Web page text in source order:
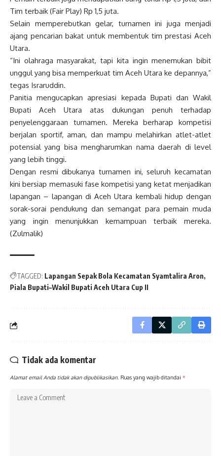
Tim terbaik (Fair Play) Rp 1,5 juta.
Selain memperebutkan gelar, turnamen ini juga menjadi
ajang pencarian bakat untuk membentuk tim prestasi Aceh
Utara.
“Ini olahraga masyarakat, tapi kita ingin menemukan bibit
unggul yang bisa memperkuat tim Aceh Utara ke depannya,”
tegas Israruddin.
Panitia mengucapkan apresiasi kepada Bupati dan Wakil
Bupati Aceh Utara atas dukungan penuh terhadap
penyelenggaraan turnamen. Mereka berharap kompetisi
berjalan sportif, aman, dan mampu melahirkan atlet-atlet
potensial yang bisa mengharumkan nama daerah di level
yang lebih tinggi.
Dengan resmi dibukanya turnamen ini, seluruh kecamatan
kini bersiap memasuki fase kompetisi yang ketat menjadikan
lapangan – lapangan di Aceh Utara kembali hidup dengan
sorak-sorai pendukung dan semangat para pemain muda
yang ingin menunjukkan kemampuan terbaik mereka.
(Zulmalik)
TAGGED: Lapangan Sepak Bola Kecamatan Syamtalira Aron
Piala Bupati–Wakil Bupati Aceh Utara Cup II
Tidak ada komentar
Alamat email Anda tidak akan dipublikasikan. Ruas yang wajib ditandai *